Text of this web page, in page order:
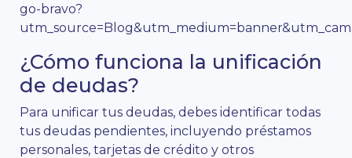
go-bravo?
¿Cómo funciona la unificación
de deudas?
Para unificar tus deudas, debes identificar todas
tus deudas pendientes, incluyendo préstamos
personales, tarjetas de crédito y otros